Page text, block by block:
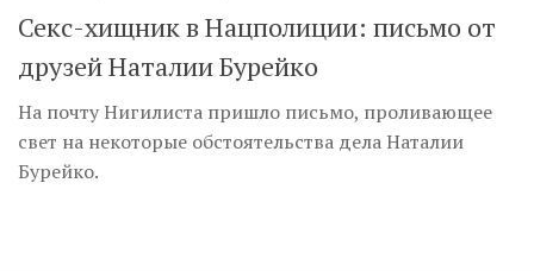
Секс-хищник в Нацполиции: письмо от
друзей Наталии Бурейко
На почту Нигилиста пришло письмо, проливающее
свет на некоторые обстоятельства дела Наталии
Бурейко.